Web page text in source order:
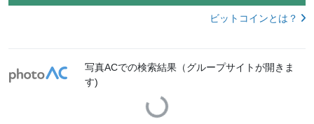
ビットコインとは？
写真ACでの検索結果（グループサイトが開きま
す)
Loading...